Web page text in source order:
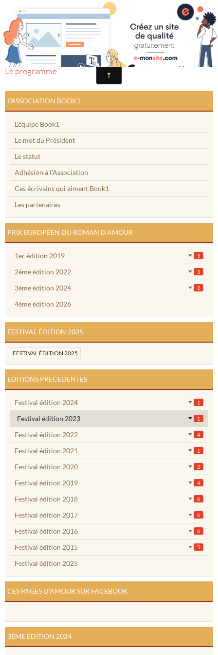
BOOK1
Accueil
Agenda
Book1 sur Facebook
Membres
Partenaires
Contact
Festival édition 2023
Le programme
L'ASSOCIATION BOOK1
L'équipe Book1
Le mot du Président
Le statut
Adhésion à l'Association
Ces écrivains qui aiment Book1
Les partenaires
PRIX EUROPÉEN DU ROMAN D'AMOUR
1er édition 2019 3
2éme édition 2022 3
3éme édition 2024 2
4éme édition 2026
FESTIVAL ÉDITION 2025
FESTIVAL ÉDITION 2025
EDITIONS PRÉCÉDENTES
Festival édition 2024 1
Festival édition 2023 1
Festival édition 2022 4
Festival édition 2021 1
Festival édition 2020 2
Festival édition 2019 4
Festival édition 2018 6
Festival édition 2017 6
Festival édition 2016 6
Festival édition 2015 5
Festival édition 2025
CES PAGES D'AMOUR SUR FACEBOOK
3ÉME ÉDITION 2024